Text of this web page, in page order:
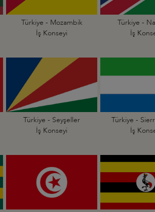
Türkiye - Mozambik
İş Konseyi
Türkiye -
İş
Türkiye - Seyşeller
İş Konseyi
Türkiye -
İş